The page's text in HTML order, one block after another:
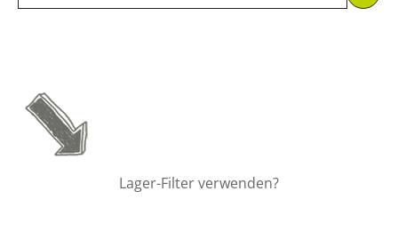
Lager-Filter verwenden?